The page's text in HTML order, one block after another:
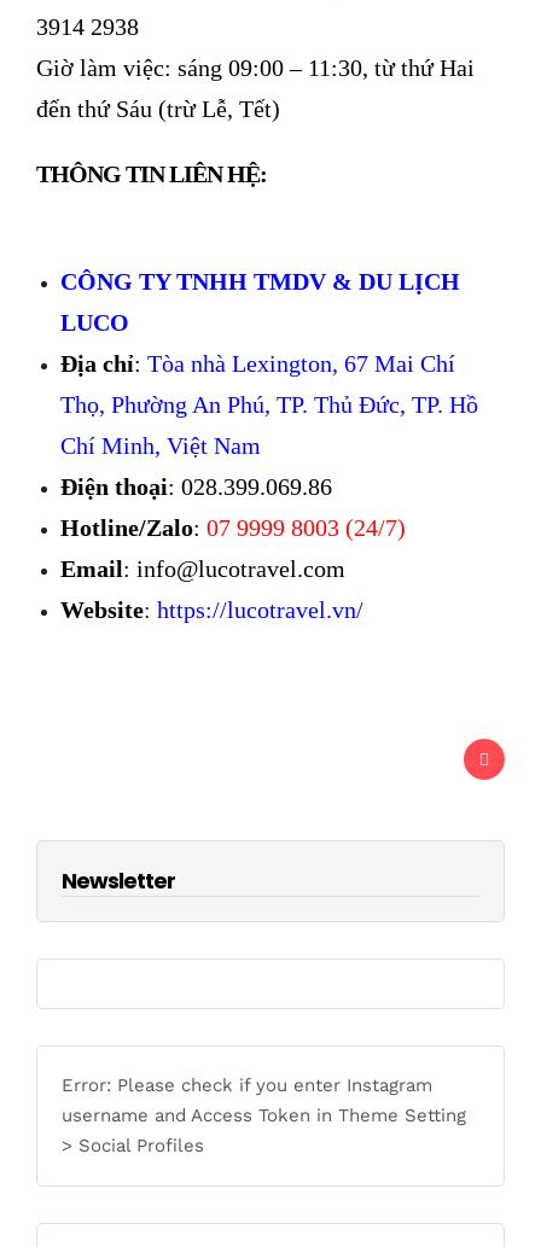
3914 2938
Giờ làm việc: sáng 09:00 – 11:30, từ thứ Hai
đến thứ Sáu (trừ Lễ, Tết)
THÔNG TIN LIÊN HỆ:
CÔNG TY TNHH TMDV & DU LỊCH
LUCO
Địa chỉ: Tòa nhà Lexington, 67 Mai Chí
Thọ, Phường An Phú, TP. Thủ Đức, TP. Hồ
Chí Minh, Việt Nam
Điện thoại: 028.399.069.86
Hotline/Zalo: 07 9999 8003 (24/7)
Email: info@lucotravel.com
Website: https://lucotravel.vn/
Newsletter
Error: Please check if you enter Instagram
username and Access Token in Theme Setting
> Social Profiles